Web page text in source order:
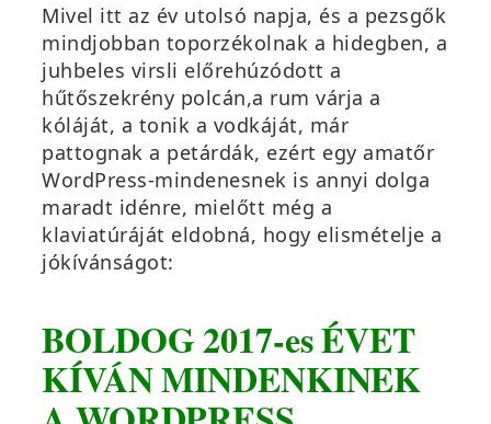
Mivel itt az év utolsó napja, és a pezsgők
mindjobban toporzékolnak a hidegben, a
juhbeles virsli előrehúzódott a
hűtőszekrény polcán,a rum várja a
kóláját, a tonik a vodkáját, már
pattognak a petárdák, ezért egy amatőr
WordPress-mindenesnek is annyi dolga
maradt idénre, mielőtt még a
klaviatúráját eldobná, hogy elismételje a
jókívánságot:
BOLDOG 2017-es ÉVET
KÍVÁN MINDENKINEK